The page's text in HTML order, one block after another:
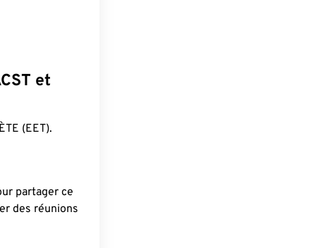
et
(EET).
partager ce
des réunions